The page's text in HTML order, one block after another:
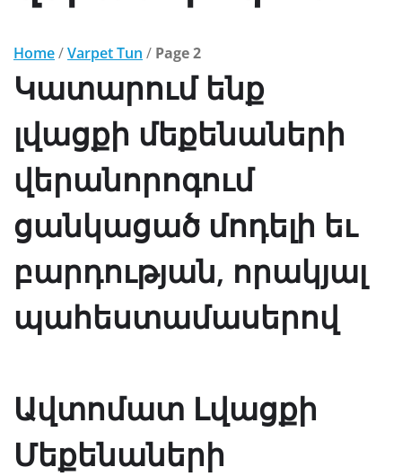
Home/Varpet Tun / Page 2
Կատարում ենք
լվացքի մեքենաների
վերանորոգում
ցանկացած մոդելի եւ
բարդության, որակյալ
պահեստամասերով
Ավտոմատ Լվացքի
Մեքենաների